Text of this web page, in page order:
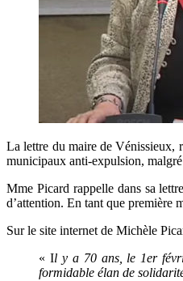
La lettre du maire de Vénissieux,
municipaux anti-expulsion,
Mme Picard rappelle dans sa
d’attention. En tant que première
Sur le site internet de Michèle
« Il y a 70 ans, le 1er
formidable élan de